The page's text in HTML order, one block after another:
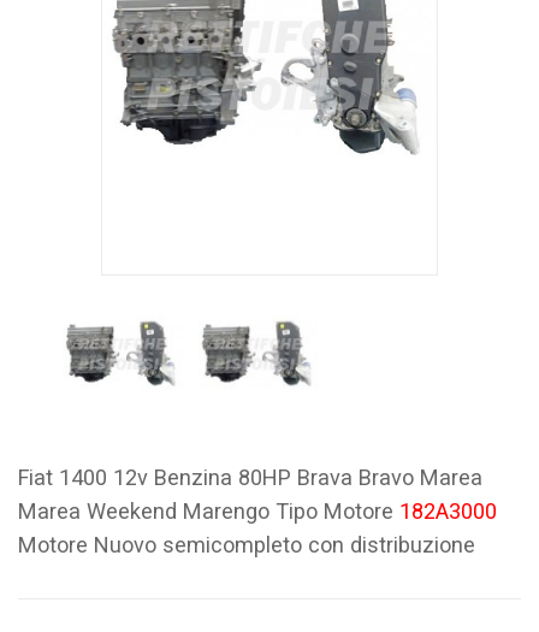
Fiat 1400 12v Benzina 80HP Brava Bravo Marea
Marea Weekend Marengo Tipo Motore 182A3000
Motore Nuovo semicompleto con distribuzione